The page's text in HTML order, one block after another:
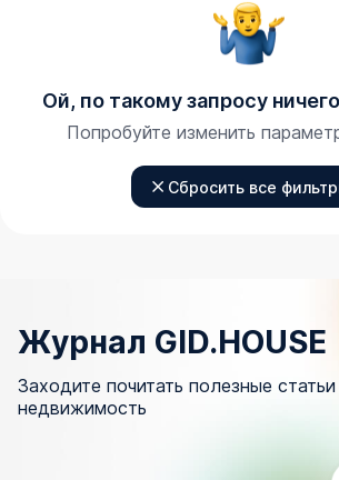
Ой, по такому запросу
Попробуйте изменить
Сбросить все
Журнал GID.HOUSE
Заходите почитать полезные
недвижимость